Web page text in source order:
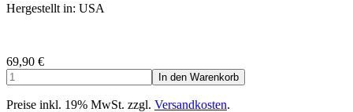
Hergestellt in: USA
69,90 €
Preise inkl. 19% MwSt. zzgl. Versandkosten.